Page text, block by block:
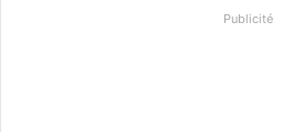
Publicité